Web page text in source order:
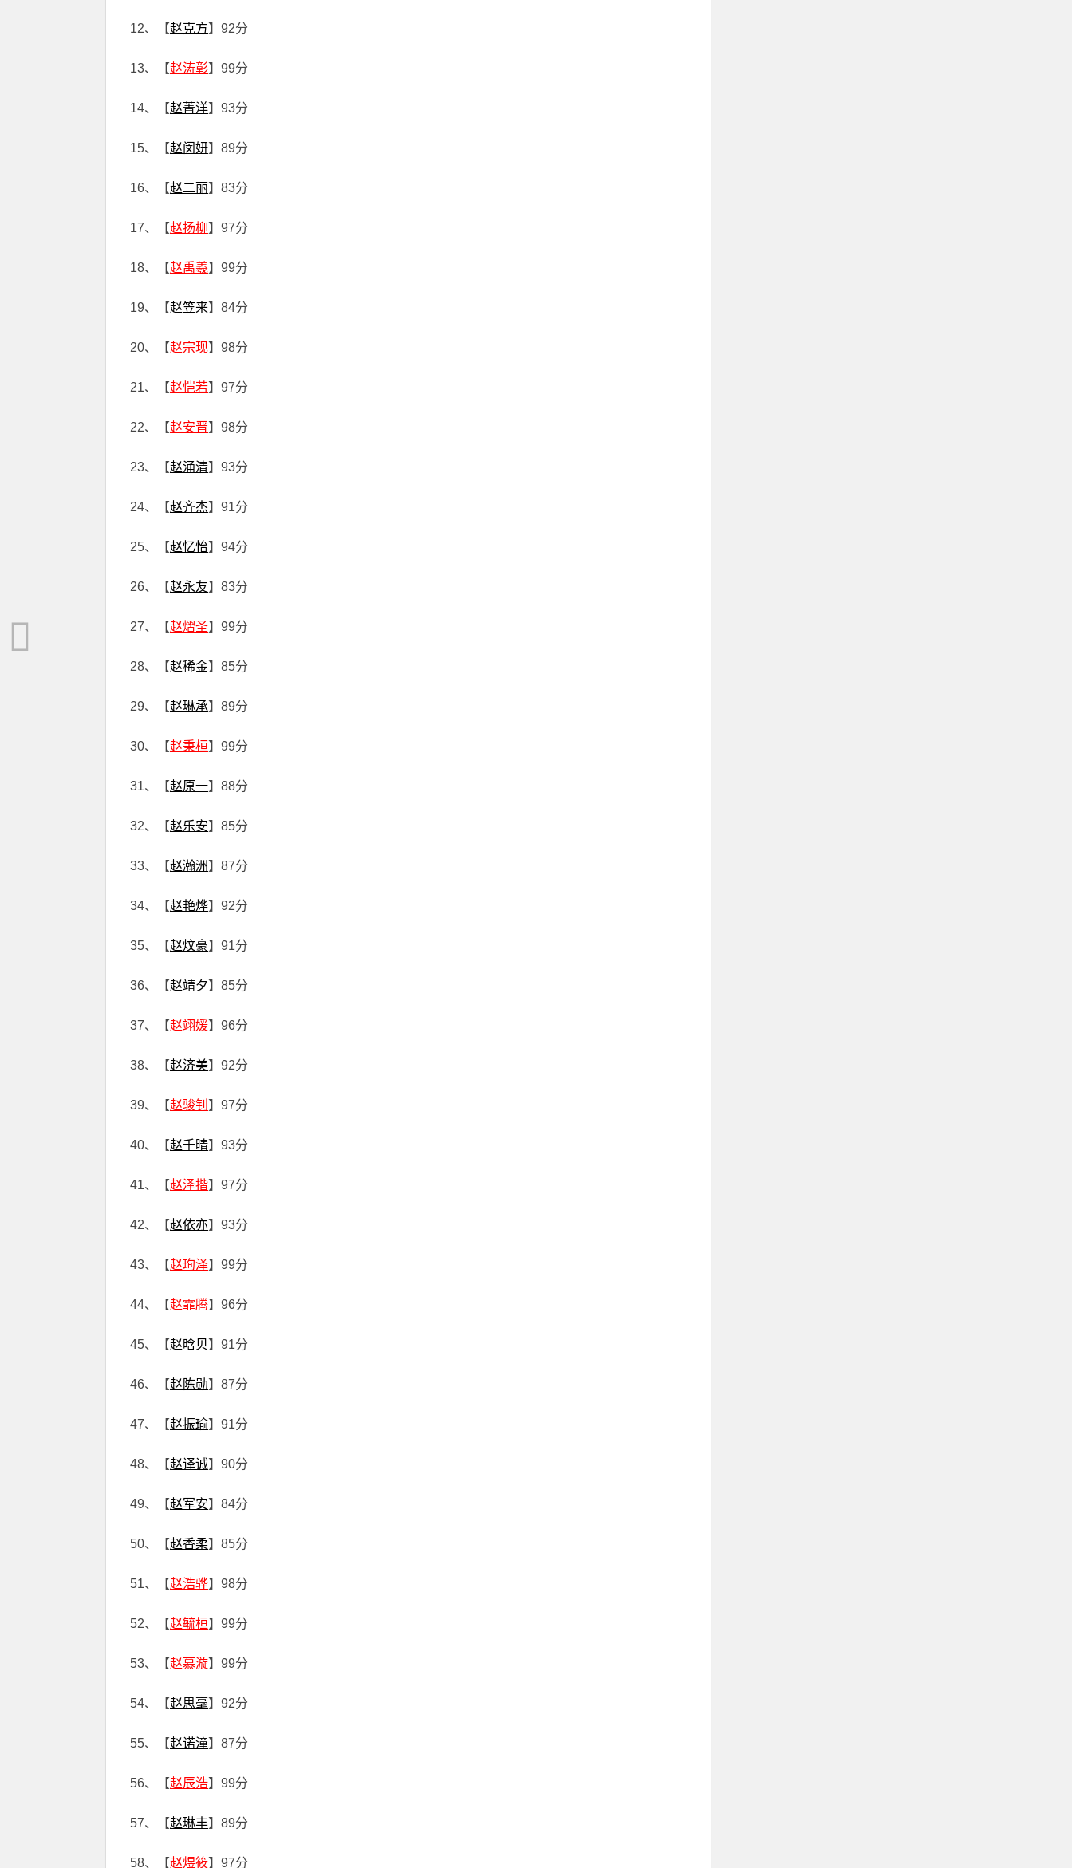
12、【赵克方】92分
13、【赵涛彰】99分
14、【赵菁洋】93分
15、【赵闵妍】89分
16、【赵二丽】83分
17、【赵扬柳】97分
18、【赵禹羲】99分
19、【赵笠来】84分
20、【赵宗现】98分
21、【赵恺若】97分
22、【赵安晋】98分
23、【赵涌清】93分
24、【赵齐杰】91分
25、【赵忆怡】94分
26、【赵永友】83分
27、【赵熠圣】99分
28、【赵稀金】85分
29、【赵琳承】89分
30、【赵秉桓】99分
31、【赵原一】88分
32、【赵乐安】85分
33、【赵瀚洲】87分
34、【赵艳烨】92分
35、【赵炆豪】91分
36、【赵靖夕】85分
37、【赵翊媛】96分
38、【赵济美】92分
39、【赵骏钊 】97分
40、【赵千晴】93分
41、【赵泽揩】97分
42、【赵依亦】93分
43、【赵珣泽】99分
44、【赵霏腾】96分
45、【赵晗贝】91分
46、【赵陈勋】87分
47、【赵振瑜】91分
48、【赵译诚】90分
49、【赵军安】84分
50、【赵香柔】85分
51、【赵浩骅】98分
52、【赵毓桓】99分
53、【赵慕漩】99分
54、【赵思毫】92分
55、【赵诺潼】87分
56、【赵辰浩】99分
57、【赵琳丰】89分
58、【赵煜筱】97分